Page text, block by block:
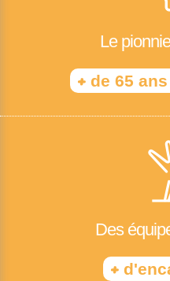
Le
+ de 65
Des
+